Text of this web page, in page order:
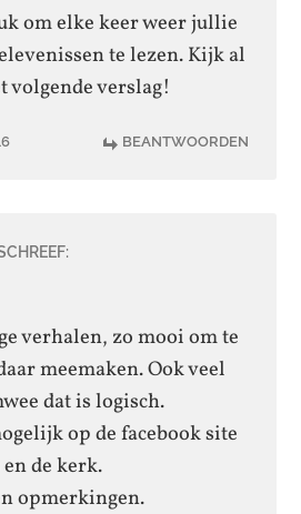
om elke keer weer jullie
te lezen. Kijk al
volgende verslag!
BEANTWOORDEN
verhalen, zo mooi om te
meemaken. Ook veel
dat is logisch.
op de facebook site
de kerk.
opmerkingen.